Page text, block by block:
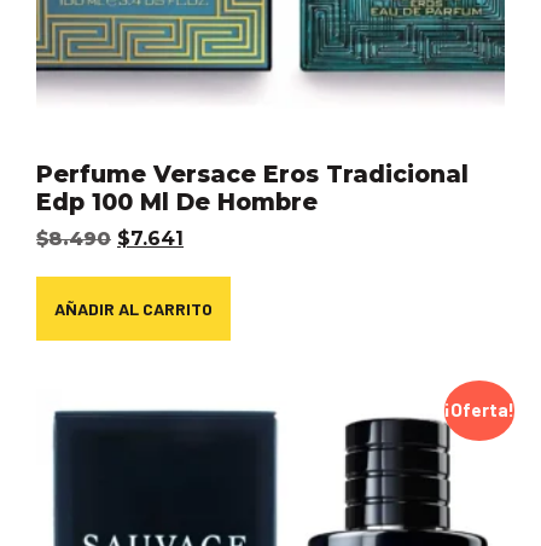
Perfume Versace Eros Tradicional
Edp 100 Ml De Hombre
$8.490 $7.641
AÑADIR AL CARRITO
¡Oferta!